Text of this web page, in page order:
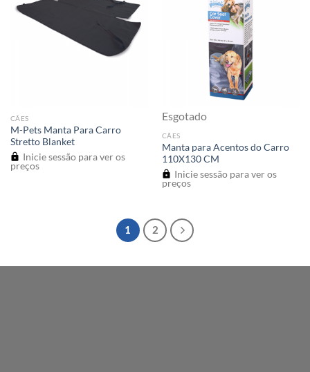
CÃES
M-Pets Manta Para Carro
Stretto Blanket
Inicie sessão para ver os
preços
Esgotado
CÃES
Manta para Acentos do Carro
110X130 CM
Inicie sessão para ver os
preços
1 2